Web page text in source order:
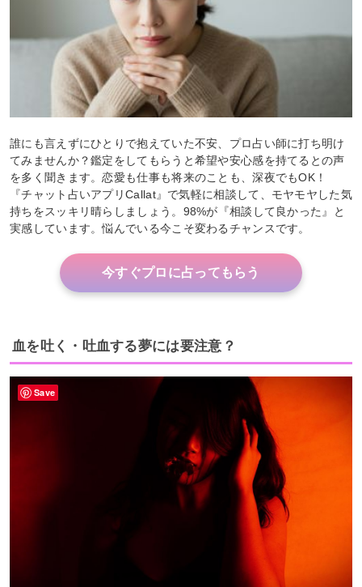
誰にも言えずにひとりで抱えていた不安、プロ占い師に打ち明け
てみませんか？鑑定をしてもらうと希望や安心感を持てるとの声
を多く聞きます。恋愛も仕事も将来のことも、深夜でもOK！
『チャット占いアプリCallat』で気軽に相談して、モヤモヤした気
持ちをスッキリ晴らしましょう。98%が『相談して良かった』と
実感しています。悩んでいる今こそ変わるチャンスです。
今すぐプロに占ってもらう
血を吐く・吐血する夢には要注意？
Save